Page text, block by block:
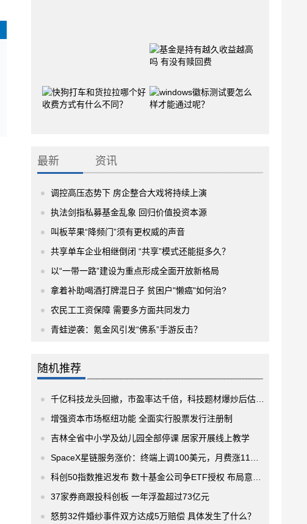
最新 资讯
调控高压态势下 房企整合大戏将持续上演
执法剑指私募基金乱象 回归价值投资本源
叫板苹果“降频门”须有更权威的声音
共享单车企业相继倒闭 “共享”模式还能挺多久？
以“一带一路”建设为重点形成全面开放新格局
拿着补助喝酒打牌混日子 贫困户"懒癌"如何治?
农民工工资保障 需要多方面共同发力
青蛙逆袭：氪金风引发“佛系”手游反击？
随机推荐
千亿科技龙头回撤，市盈率达千倍，科技题材爆炒后估值高企
增强资本市场枢纽功能 全面实行股票发行注册制
吉林全省中小学及幼儿园全部停课 居家开展线上教学
SpaceX星链服务涨价：终端上调100美元，月费涨11美元
科创50指数推迟发布 数十基金公司争ETF授权 布局意愿强烈
37家券商跟投科创板 一年浮盈超过73亿元
怒剪32件婚纱事件双方达成5万赔偿 具体发生了什么？